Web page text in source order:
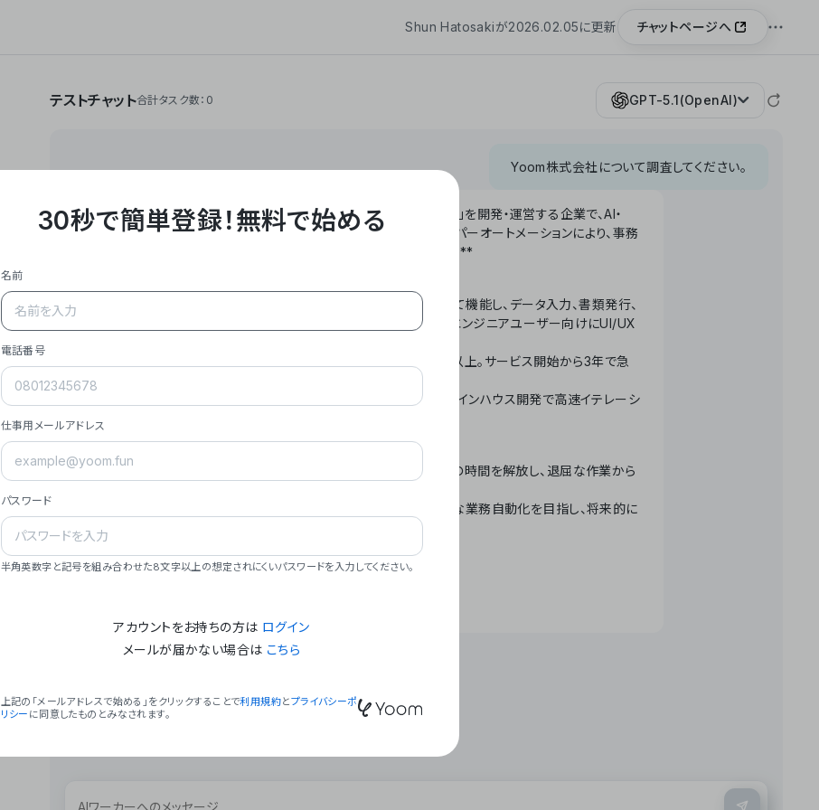
Shun Hatosakiが2026.02.05に更新 チャットページへ
テストチャット合計タスク数：0 GPT-5.1(OpenAI)
Yoom株式会社について調査してください。
**Yoom株式会社は、ビジネスオートメーションSaaS「Yoom」を開発・運営する企業で、AI・
API・RPA・OCRなどの技術をノーコードで組み合わせたハイパーオートメーションにより、事務
作業やデスクワークを自動化するサービスを提供しています。**
- **主力プロダクト「Yoom」**: SaaS連携データベースとして機能し、データ入力、書類発行、
メール対応、請求書処理、日報作成などの業務を自動化。非エンジニアユーザー向けにUI/UX
- **実績**: 国内利用社数20,000社超、直近成長率300%以上。サービス開始から3年で急
- **強み**: すべての自動化技術を1プラットフォームで完結。インハウス開発で高速イテレーシ
- **ミッション**: 「We Make Time」 – テクノロジーで人々の時間を解放し、退屈な作業から
- **ビジョン**: 「Global Business Automation」 – 世界的な業務自動化を目指し、将来的に
### 会社概要
30秒で簡単登録！無料で始める
名前
電話番号
仕事用メールアドレス
パスワード
半角英数字と記号を組み合わせた8文字以上の想定されにくいパスワードを入力してください。
アカウントをお持ちの方は ログイン
メールが届かない場合は こちら
上記の「メールアドレスで始める」をクリックすることで利用規約とプライバシーポ
リシー に同意したものとみなされます。